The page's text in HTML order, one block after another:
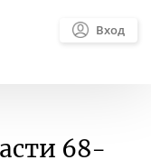
Вход
68-